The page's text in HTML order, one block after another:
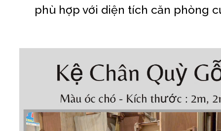
phù hợp với diện tích căn phòng